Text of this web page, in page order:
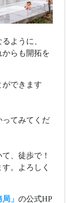
ように、
らも開拓を
ができます
ってみてくだ
、徒歩で！
。よろしく
」 の公式HP